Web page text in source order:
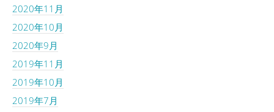
2020年11月
2020年10月
2020年9月
2019年11月
2019年10月
2019年7月